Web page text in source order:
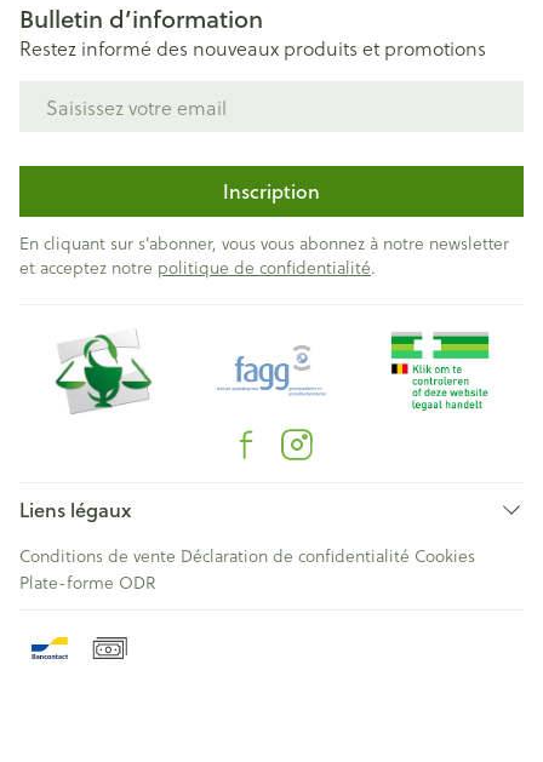
Bulletin d’information
Restez informé des nouveaux produits et promotions
Inscription
En cliquant sur s'abonner, vous vous abonnez à notre newsletter
et acceptez notre politique de confidentialité.
Liens légaux
Conditions de vente Déclaration de confidentialité Cookies
Plate-forme ODR